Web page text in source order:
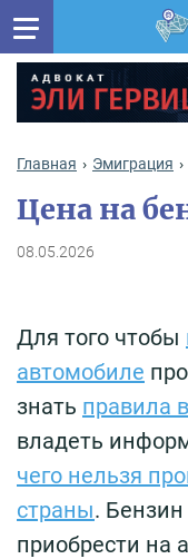
Главная Эмиграция
Цена на
08.05.2026
Для того чтобы
автомобиле
знать правила
владеть
чего нельзя
страны.
приобрести на